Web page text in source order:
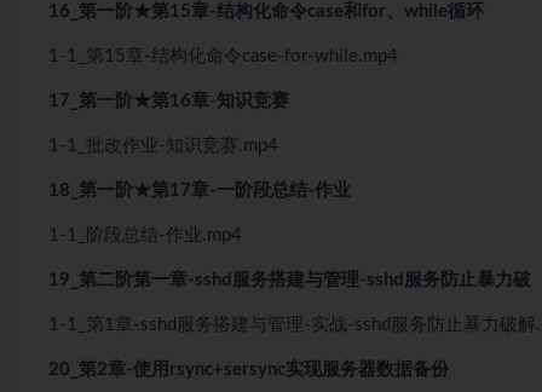
16_第一阶★第15章-结构化命令case和for、while循环
1-1_第15章-结构化命令case-for-while.mp4
17_第一阶★第16章-知识竞赛
1-1_批改作业-知识竞赛.mp4
18_第一阶★第17章-一阶段总结-作业
1-1_阶段总结-作业.mp4
19_第二阶第一章-sshd服务搭建与管理-sshd服务防止暴力破
1-1_第1章-sshd服务搭建与管理-实战-sshd服务防止暴力破解
20_第2章-使用rsync+sersync实现服务器数据备份